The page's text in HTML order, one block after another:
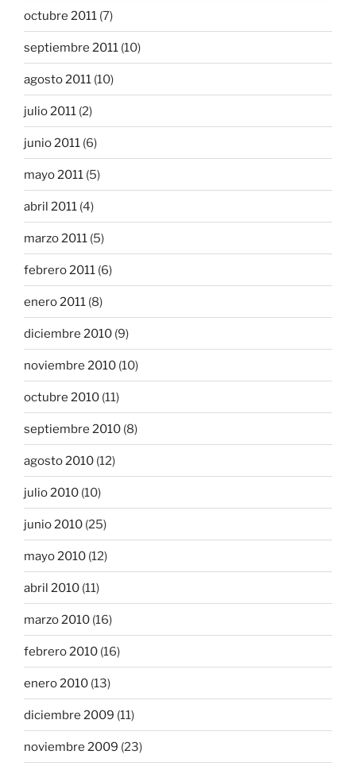
octubre 2011 (7)
septiembre 2011 (10)
agosto 2011 (10)
julio 2011 (2)
junio 2011 (6)
mayo 2011 (5)
abril 2011 (4)
marzo 2011 (5)
febrero 2011 (6)
enero 2011 (8)
diciembre 2010 (9)
noviembre 2010 (10)
octubre 2010 (11)
septiembre 2010 (8)
agosto 2010 (12)
julio 2010 (10)
junio 2010 (25)
mayo 2010 (12)
abril 2010 (11)
marzo 2010 (16)
febrero 2010 (16)
enero 2010 (13)
diciembre 2009 (11)
noviembre 2009 (23)